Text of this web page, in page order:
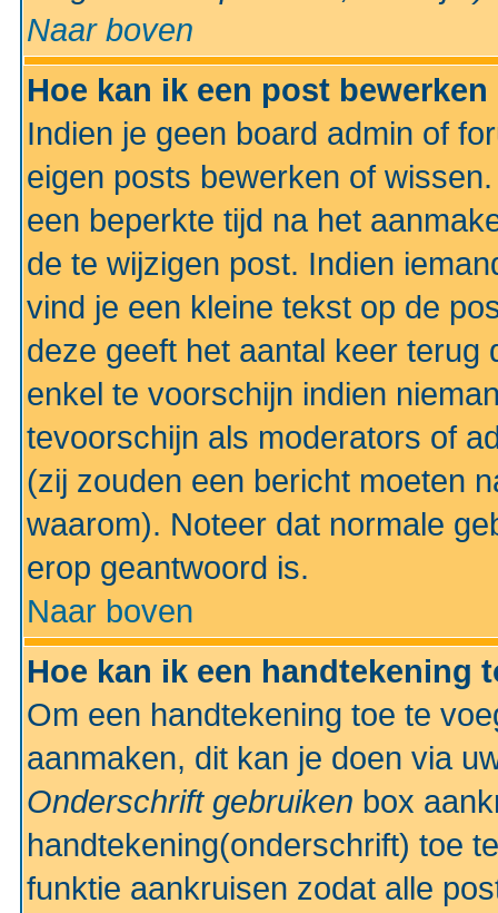
Naar boven
Hoe kan ik een post
Indien je geen board admin of
eigen posts bewerken of
een beperkte tijd na het
de te wijzigen post. Indien
vind je een kleine tekst op de
deze geeft het aantal keer terug
enkel te voorschijn indien
tevoorschijn als moderators of
(zij zouden een bericht moeten
waarom). Noteer dat normale
erop geantwoord is.
Naar boven
Hoe kan ik een handtekening
Om een handtekening toe te
aanmaken, dit kan je doen via
Onderschrift gebruiken box
handtekening(onderschrift) toe
funktie aankruisen zodat alle